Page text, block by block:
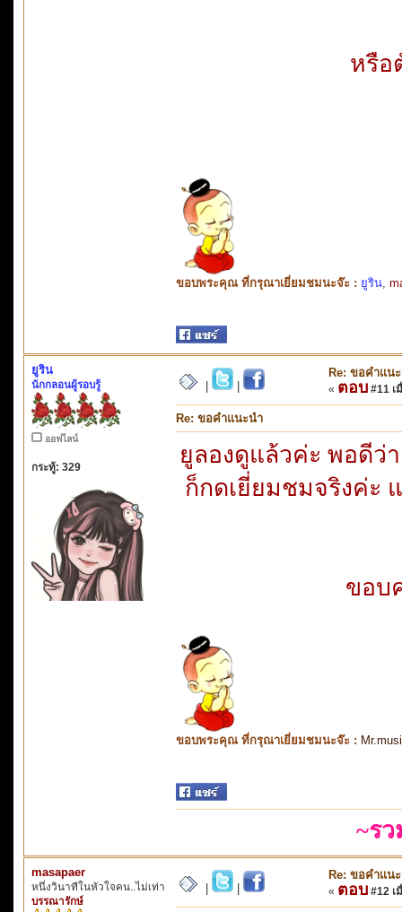
หรือ
ขอบพระคุณ ที่กรุณาเยี่ยมชมนะจ๊ะ : ยูริน
ยูริน
นักกลอนผู้รอบรู้
ออฟไลน์
กระทู้: 329
Re: ขอคำแน
« ตอบ #11 เ
Re: ขอคำแนะนำ
ยูลองดูแล้วค่ะ พอดีว่
ก็กดเยี่ยมชมจริงค่ะ
ขอบ
ขอบพระคุณ ที่กรุณาเยี่ยมชมนะจ๊ะ :
~ร
masapaer
หนึ่งวินาทีในหัวใจคน..ไม่เท่า
บรรณารักษ์
Re: ขอคำแน
« ตอบ #12 เ